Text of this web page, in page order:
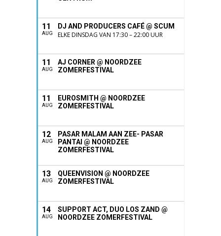
11
AUG
DJ AND PRODUCERS CAFÉ @ SCUM
ELKE DINSDAG VAN 17:30 – 22:00 UUR
11
AUG
AJ CORNER @ NOORDZEE
ZOMERFESTIVAL
11
AUG
EUROSMITH @ NOORDZEE
ZOMERFESTIVAL
12
AUG
PASAR MALAM AAN ZEE- PASAR
PANTAI @ NOORDZEE
ZOMERFESTIVAL
13
AUG
QUEENVISION @ NOORDZEE
ZOMERFESTIVAL
14
AUG
SUPPORT ACT, DUO LOS ZAND @
NOORDZEE ZOMERFESTIVAL